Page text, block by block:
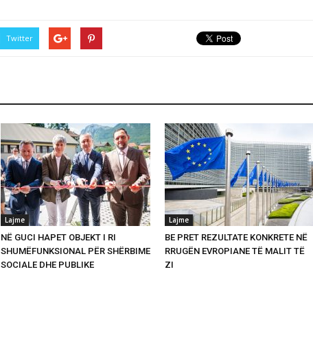
Twitter
Lajme
NË GUCI HAPET OBJEKT I RI
SHUMËFUNKSIONAL PËR SHËRBIME
SOCIALE DHE PUBLIKE
Lajme
BE PRET REZULTATE KONKRETE NË
RRUGËN EVROPIANE TË MALIT TË
ZI